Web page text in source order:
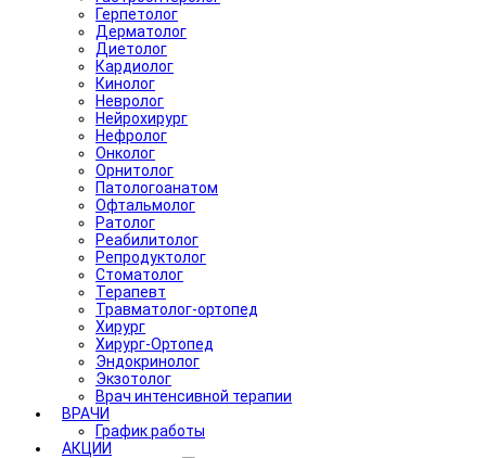
Герпетолог
Дерматолог
Диетолог
Кардиолог
Кинолог
Невролог
Нейрохирург
Нефролог
Онколог
Орнитолог
Патологоанатом
Офтальмолог
Ратолог
Реабилитолог
Репродуктолог
Стоматолог
Терапевт
Травматолог-ортопед
Хирург
Хирург-Ортопед
Эндокринолог
Экзотолог
Врач интенсивной терапии
ВРАЧИ
График работы
АКЦИИ